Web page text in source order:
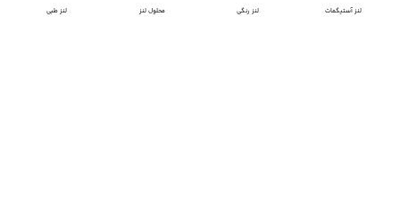
لنز آستیگمات لنز رنگی محلول لنز لنز طبی